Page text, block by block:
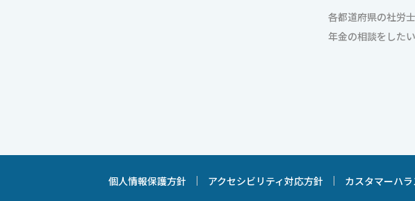
各都道府県の社労
年金の相談をしたい
個人情報保護方針 アクセシビリティ対応方針 カスタマーハ